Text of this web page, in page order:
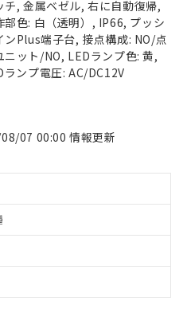
チ, 金属ベゼル, 右に自動復帰,
部色: 白（透明）, IP66, プッシ
ンPlus端子台, 接点構成: NO/点
ニット/NO, LEDランプ色: 黄,
ランプ電圧: AC/DC12V
07 00:00 情報更新